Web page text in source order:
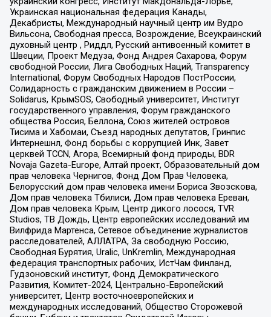
Украинская национальная федерация Канады,
Декабристы, Международный научный центр им Вудро
Вильсона, Свободная пресса, Возрождение, Всеукраинский
духовный центр , Риддл, Русский антивоенный комитет в
Швеции, Проект Медуза, Фонд Андрея Сахарова, Форум
свободной России, Лига Свободных Наций, Transparеncy
International, Форум Свободных Народов ПостРоссии,
Солидарность с гражданским движением в России –
Solidarus, КрымSOS, Свободный университет, Институт
государственного управления, Форум гражданского
общества Россия, Беллона, Союз жителей островов
Тисима и Хабомаи, Съезд народных депутатов, Гринпис
Интернешнл, Фонд борьбы с коррупцией Инк, Завет
церквей TCCN, Агора, Всемирный фонд природы, BDR
Novaja Gazeta-Europe, Алтай проект, Образовательный дом
прав человека Чернигов, Фонд Дом Прав Человека,
Белорусский дом прав человека имени Бориса Звозскова,
Дом прав человека Тбилиси, Дом прав человека Ереван,
Дом прав человека Крым, Центр дикого лосося, TVR
Studios, ТВ Дождь, Центр европейских исследований им
Вилфрида Мартенса, Сетевое объединение журналистов
расследователей, АЛЛАТРА, За свободную Россию,
Свободная Бурятия, Uralic, UnKremlin, Международная
федерация транспортных рабочих, ИстЧам Финланд,
Гудзоновский институт, Фонд Демократического
Развития, Комитет-2024, Центрально-Европейский
университет, Центр восточноевропейских и
международных исследований, Общество Сторожевой